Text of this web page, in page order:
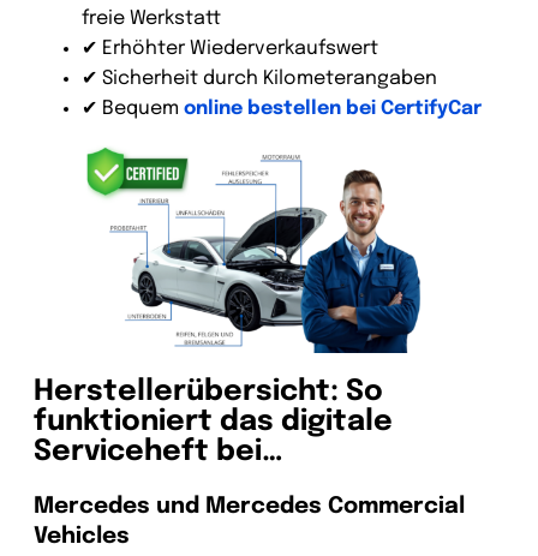
freie Werkstatt
✔ Erhöhter Wiederverkaufswert
✔ Sicherheit durch Kilometerangaben
✔ Bequem online bestellen bei CertifyCar
Herstellerübersicht: So
funktioniert das digitale
Serviceheft bei…
Mercedes und Mercedes Commercial
Vehicles